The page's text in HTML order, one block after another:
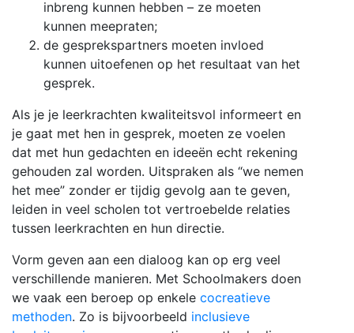
inbreng kunnen hebben – ze moeten
kunnen meepraten;
de gesprekspartners moeten invloed
kunnen uitoefenen op het resultaat van het
gesprek.
Als je je leerkrachten kwaliteitsvol informeert en
je gaat met hen in gesprek, moeten ze voelen
dat met hun gedachten en ideeën echt rekening
gehouden zal worden. Uitspraken als “we nemen
het mee” zonder er tijdig gevolg aan te geven,
leiden in veel scholen tot vertroebelde relaties
tussen leerkrachten en hun directie.
Vorm geven aan een dialoog kan op erg veel
verschillende manieren. Met Schoolmakers doen
we vaak een beroep op enkele cocreatieve
methoden. Zo is bijvoorbeeld inclusieve